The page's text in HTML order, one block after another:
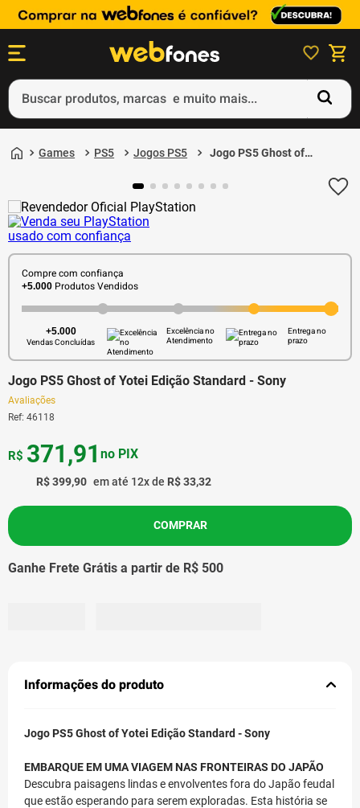
Buscar produtos, marcas e muito mais...
Games PS5 Jogos PS5
Jogo PS5 Ghost of
Compre com confiança
+5.000 Produtos Vendidos
+5.000
Vendas Concluídas
Excelência no
Atendimento
Entrega no
prazo
Jogo PS5 Ghost of Yotei Edição Standard - Sony
Avaliações
Ref: 46118
R$399,90 em até 12x de R$33,32
R$ 371 ,91 no PIX
COMPRAR
Ganhe Frete Grátis a partir de R$ 500
Informações do produto
Jogo PS5 Ghost of Yotei Edição Standard - Sony
EMBARQUE EM UMA VIAGEM NAS FRONTEIRAS DO JAPÃO
Descubra paisagens lindas e envolventes fora do Japão feudal
que estão esperando para serem exploradas. Esta história se
4º
smartphone
5º edição limitada 30º aniversário